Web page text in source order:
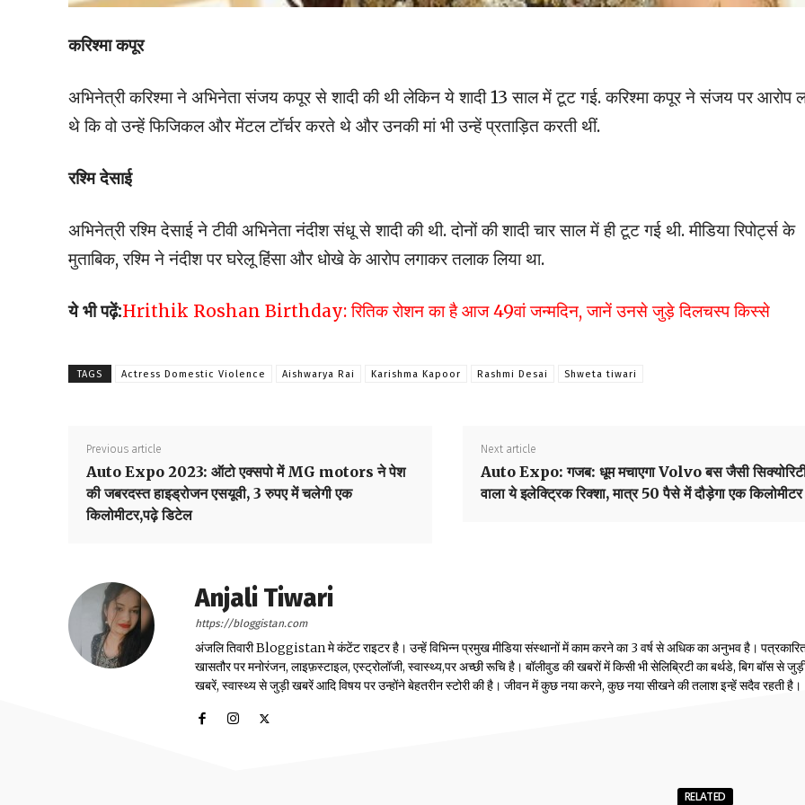
करिश्मा कपूर
अभिनेत्री करिश्मा ने अभिनेता संजय कपूर से शादी की थी लेकिन ये शादी 13 साल में टूट गई. करिश्मा कपूर ने संजय पर आरोप
थे कि वो उन्हें फिजिकल और मेंटल टॉर्चर करते थे और उनकी मां भी उन्हें प्रताड़ित करती थीं.
रश्मि देसाई
अभिनेत्री रश्मि देसाई ने टीवी अभिनेता नंदीश संधू से शादी की थी. दोनों की शादी चार साल में ही टूट गई थी. मीडिया रिपोर्ट्स के
मुताबिक, रश्मि ने नंदीश पर घरेलू हिंसा और धोखे के आरोप लगाकर तलाक लिया था.
ये भी पढ़ें:Hrithik Roshan Birthday: रितिक रोशन का है आज 49वां जन्मदिन, जानें उनसे जुड़े दिलचस्प किस्से
TAGS Actress Domestic Violence Aishwarya Rai Karishma Kapoor Rashmi Desai Shweta tiwari
Previous article
Auto Expo 2023: ऑटो एक्सपो में MG motors ने पेश
की जबरदस्त हाइड्रोजन एसयूवी, 3 रुपए में चलेगी एक
किलोमीटर,पढ़े डिटेल
Next article
Auto Expo: गजब: धूम मचाएगा Volvo बस जैसी
वाला ये इलेक्ट्रिक रिक्शा, मात्र 50 पैसे में दौड़ेगा एक किलोमीटर
Anjali Tiwari
https://bloggistan.com
अंजलि तिवारी Bloggistan मे कंटेंट राइटर है। उन्हें विभिन्न प्रमुख मीडिया संस्थानों में काम करने का 3 वर्ष से अधिक का अनुभव है।
खासतौर पर मनोरंजन, लाइफ़स्टाइल, एस्ट्रोलॉजी, स्वास्थ्य,पर अच्छी रूचि है। बॉलीवुड की खबरों में किसी भी सेलिब्रिटी का बर्थडे, बिग बॉस से
खबरें, स्वास्थ्य से जुड़ी खबरें आदि विषय पर उन्होंने बेहतरीन स्टोरी की है। जीवन में कुछ नया करने, कुछ नया सीखने की तलाश इन्हें सदैव रहती है।
RELATED